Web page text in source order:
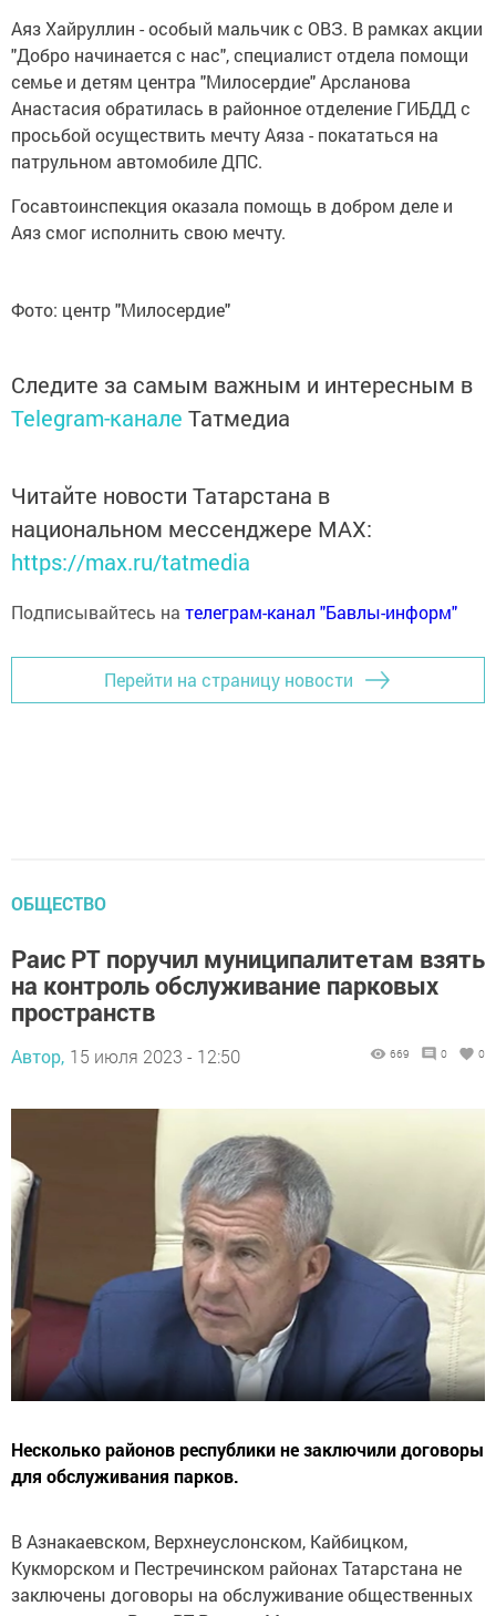
Аяз Хайруллин - особый мальчик с ОВЗ. В рамках акции
"Добро начинается с нас", специалист отдела помощи
семье и детям центра "Милосердие" Арсланова
Анастасия обратилась в районное отделение ГИБДД с
просьбой осуществить мечту Аяза - покататься на
патрульном автомобиле ДПС.
Госавтоинспекция оказала помощь в добром деле и
Аяз смог исполнить свою мечту.
Фото: центр "Милосердие"
Следите за самым важным и интересным в
Telegram-канале Татмедиа
Читайте новости Татарстана в
национальном мессенджере MАХ:
https://max.ru/tatmedia
Подписывайтесь на телеграм-канал "Бавлы-информ"
Перейти на страницу новости
ОБЩЕСТВО
Раис РТ поручил муниципалитетам взять
на контроль обслуживание парковых
пространств
Автор, 15 июля 2023 - 12:50 669 0 0
Несколько районов республики не заключили договоры
для обслуживания парков.
В Азнакаевском, Верхнеуслонском, Кайбицком,
Кукморском и Пестречинском районах Татарстана не
заключены договоры на обслуживание общественных